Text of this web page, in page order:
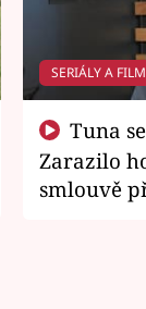
SERIÁLY A
Zarazilo
smlouvě